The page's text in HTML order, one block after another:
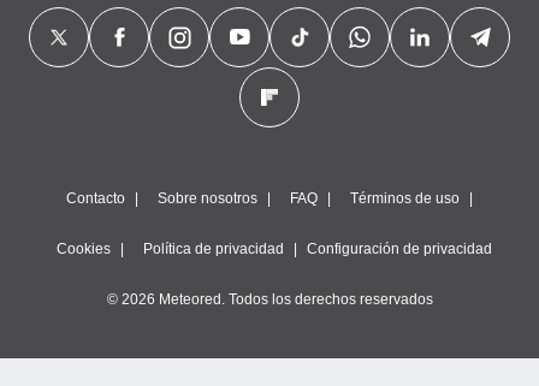
Contacto Sobre nosotros FAQ Términos de uso
Cookies Política de privacidad Configuración de privacidad
© 2026 Meteored. Todos los derechos reservados